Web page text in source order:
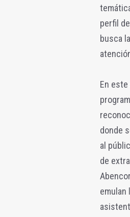
perfil
busca
En
donde
al
de